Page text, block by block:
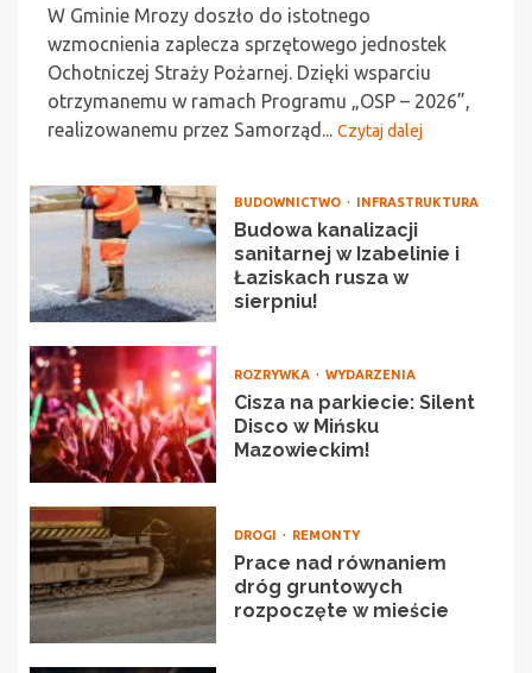
W Gminie Mrozy doszło do istotnego
wzmocnienia zaplecza sprzętowego jednostek
Ochotniczej Straży Pożarnej. Dzięki wsparciu
otrzymanemu w ramach Programu „OSP – 2026”,
realizowanemu przez Samorząd... Czytaj dalej
BUDOWNICTWO INFRASTRUKTURA
Budowa kanalizacji
sanitarnej w Izabelinie i
Łaziskach rusza w
sierpniu!
ROZRYWKA WYDARZENIA
Cisza na parkiecie: Silent
Disco w Mińsku
Mazowieckim!
DROGI REMONTY
Prace nad równaniem
dróg gruntowych
rozpoczęte w mieście